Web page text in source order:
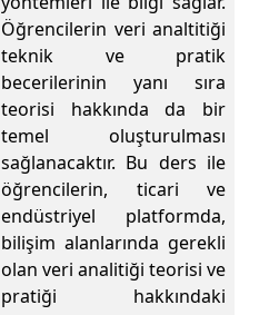
Öğrencilerin veri analtitiği
teknik ve pratik
becerilerinin yanı sıra
teorisi hakkında da bir
temel oluşturulması
sağlanacaktır. Bu ders ile
öğrencilerin, ticari ve
endüstriyel platformda,
bilişim alanlarında gerekli
olan veri analitiği teorisi ve
pratiği hakkındaki